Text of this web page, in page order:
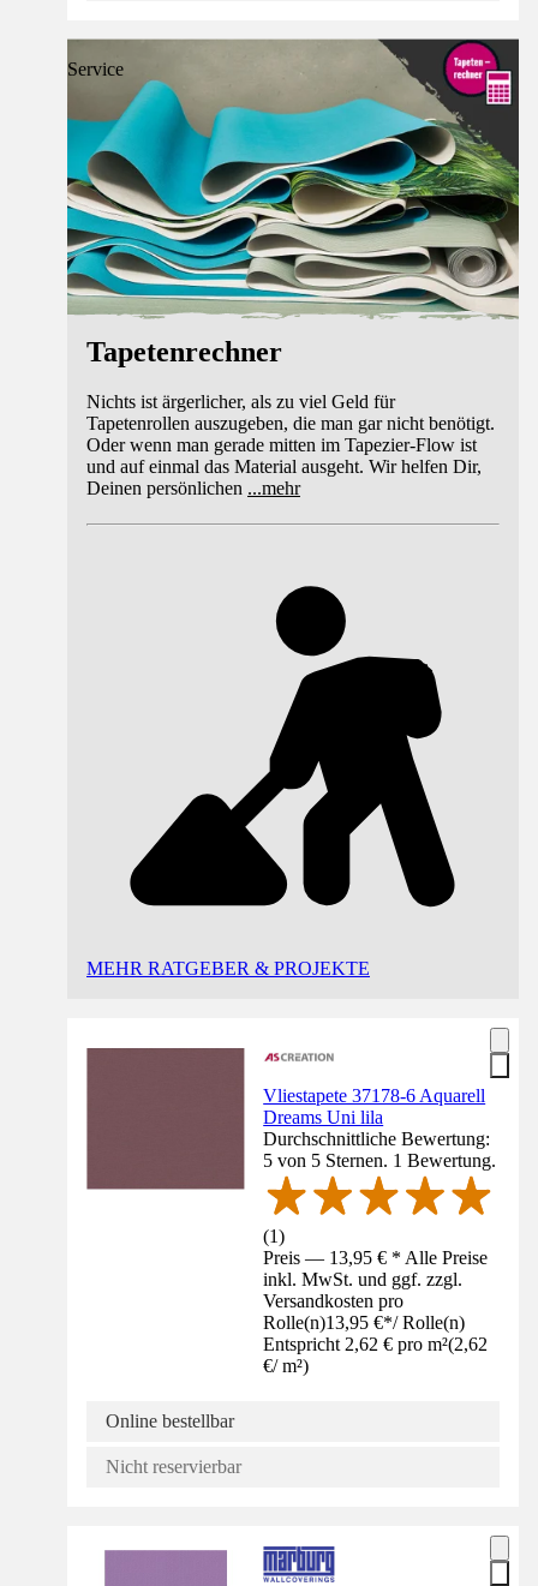
Service
Tapetenrechner
Nichts ist ärgerlicher, als zu viel Geld für
Tapetenrollen auszugeben, die man gar nicht benötigt.
Oder wenn man gerade mitten im Tapezier-Flow ist
und auf einmal das Material ausgeht. Wir helfen Dir,
Deinen persönlichen ...mehr
MEHR RATGEBER & PROJEKTE
Vliestapete 37178-6 Aquarell
Dreams Uni lila
Durchschnittliche Bewertung:
5 von 5 Sternen. 1 Bewertung.
(1)
Preis — 13,95 € * Alle Preise
inkl. MwSt. und ggf. zzgl.
Versandkosten pro
Rolle(n)13,95 €*/ Rolle(n)
Entspricht 2,62 € pro m²(2,62
€/ m²)
Online bestellbar
Nicht reservierbar